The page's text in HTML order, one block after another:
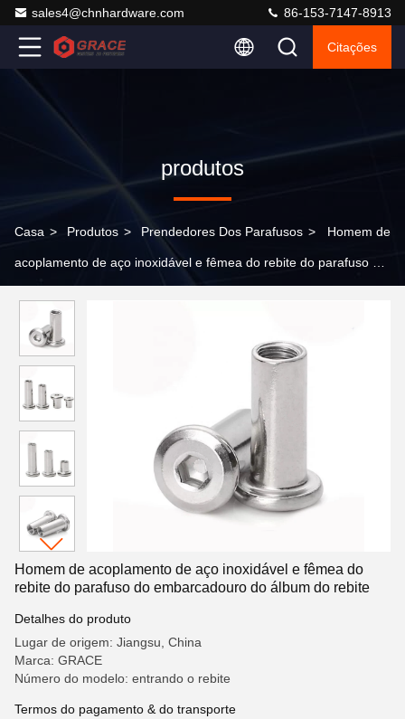
sales4@chnhardware.com 86-153-7147-8913
Citações
produtos
Casa > Produtos > Prendedores Dos Parafusos > Homem de
acoplamento de aço inoxidável e fêmea do rebite do parafuso do
Homem de acoplamento de aço inoxidável e fêmea do
rebite do parafuso do embarcadouro do álbum do rebite
Detalhes do produto
Lugar de origem: Jiangsu, China
Marca: GRACE
Número do modelo: entrando o rebite
Termos do pagamento & do transporte